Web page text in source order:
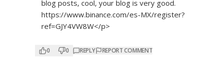
blog posts, cool, your blog is very good.
https://www.binance.com/es-MX/register?
ref=GJY4VW8W</p>
0 0 REPLY REPORT COMMENT